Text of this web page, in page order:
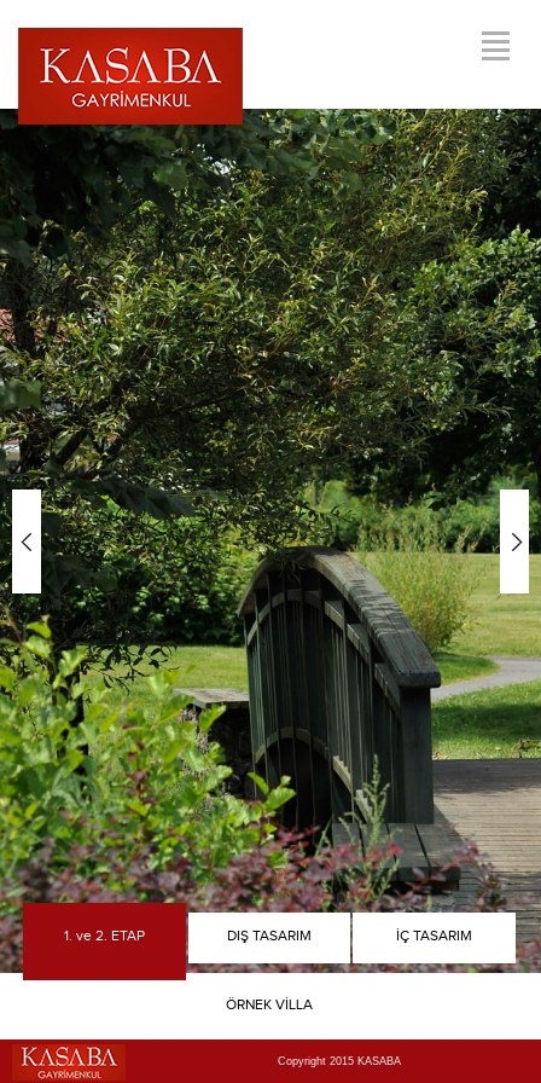
1. ve 2. ETAP DIŞ TASARIM İÇ TASARIM
ÖRNEK VİLLA
Copyright 2015 KASABA